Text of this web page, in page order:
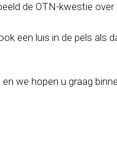
de OTN-kwestie over
een luis in de pels als
we hopen u graag